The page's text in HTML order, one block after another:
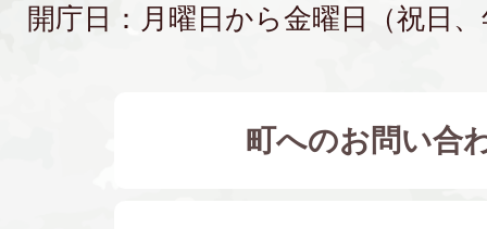
開庁日：月曜日から金曜日（祝日
町へのお問い合